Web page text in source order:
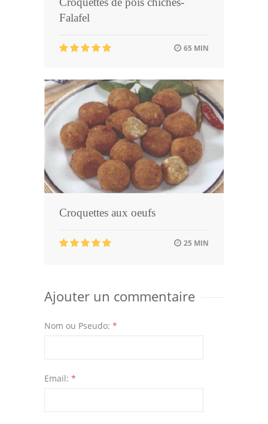
Falafel
65 MIN
Croquettes aux oeufs
25 MIN
Ajouter un commentaire
Nom ou Pseudo: *
Email: *